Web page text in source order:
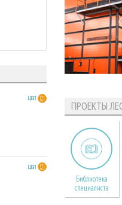
ЦБП
ЦБП
ПРОЕКТЫ
Библиотека
специалиста